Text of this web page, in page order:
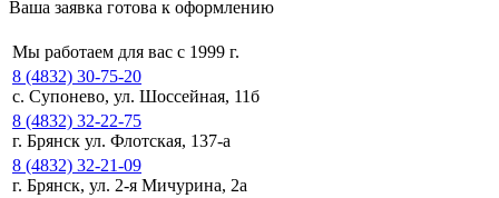
Ваша заявка готова к оформлению
Мы работаем для вас с 1999 г.
8 (4832) 30-75-20
с. Супонево, ул. Шоссейная, 11б
8 (4832) 32-22-75
г. Брянск ул. Флотская, 137-а
8 (4832) 32-21-09
г. Брянск, ул. 2-я Мичурина, 2а